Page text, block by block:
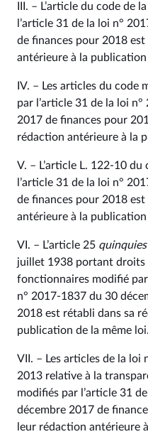
III. – L’article du code de
l’article 31 de la loi n°
de finances pour 2018
antérieure à la publication
IV. – Les articles du code
par l’article 31 de la loi
2017 de finances pour
rédaction antérieure à la
V. – L’article L. 122‑10
l’article 31 de la loi n°
de finances pour 2018
antérieure à la publication
VI. – L’article 25 quinquies
juillet 1938 portant droits
fonctionnaires modifié
n° 2017‑1837 du 30
2018 est rétabli dans sa
publication de la même loi.
VII. – Les articles de la loi
2013 relative à la
modifiés par l’article 31
décembre 2017 de
leur rédaction antérieure